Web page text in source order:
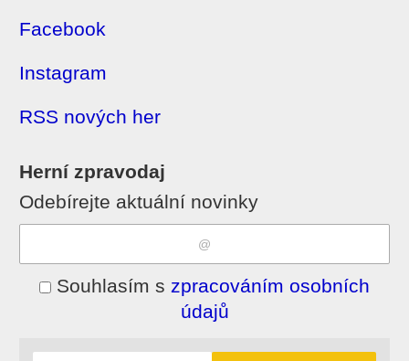
Facebook
Instagram
RSS nových her
Herní zpravodaj
Odebírejte aktuální novinky
Souhlasím s zpracováním osobních
údajů